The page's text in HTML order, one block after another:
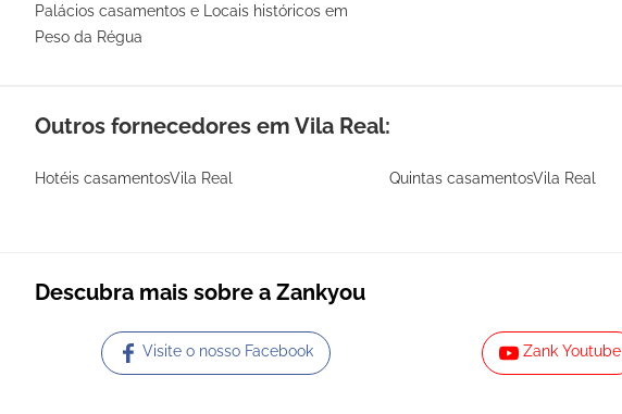
Palácios casamentos e Locais históricos em
Peso da Régua
Outros fornecedores em Vila Real:
Hotéis casamentosVila Real Quintas casamentosVila Real
Descubra mais sobre a Zankyou
Visite o nosso Facebook Zank Youtube